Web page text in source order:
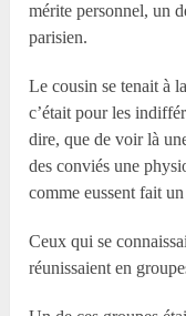
mérite personnel, un
parisien.
Le cousin se tenait à
c’était pour les
dire, que de voir là
des conviés une
comme eussent fait
Ceux qui se
réunissaient en